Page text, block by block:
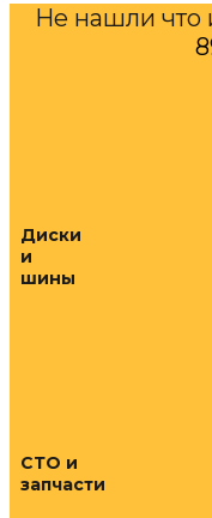
Не нашли что
Диски
и
шины
СТО и
запчасти